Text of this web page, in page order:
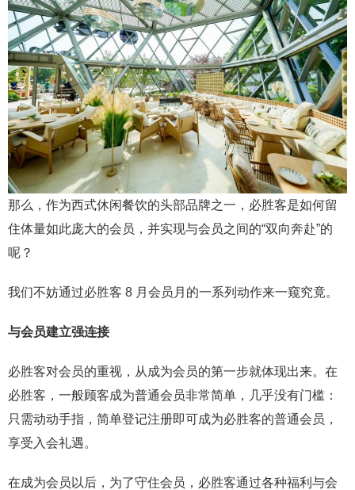
那么，作为西式休闲餐饮的头部品牌之一，必胜客是如何留
住体量如此庞大的会员，并实现与会员之间的“双向奔赴”的
呢？
我们不妨通过必胜客 8 月会员月的一系列动作来一窥究竟。
与会员建立强连接
必胜客对会员的重视，从成为会员的第一步就体现出来。在
必胜客，一般顾客成为普通会员非常简单，几乎没有门槛：
只需动动手指，简单登记注册即可成为必胜客的普通会员，
享受入会礼遇。
在成为会员以后，为了守住会员，必胜客通过各种福利与会